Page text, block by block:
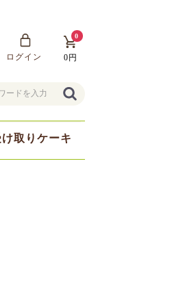
ログイン
0
0円
け取りケーキ